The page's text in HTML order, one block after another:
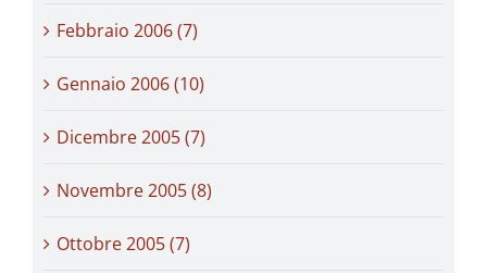
Febbraio 2006 (7)
Gennaio 2006 (10)
Dicembre 2005 (7)
Novembre 2005 (8)
Ottobre 2005 (7)